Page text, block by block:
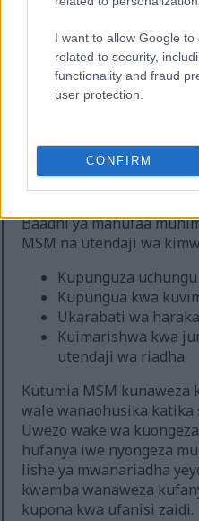
I want to allow Google to
related to security,
functionality and fraud
user protection.
CONFIRM
kupona, ambayo MSM
Utafiti unaonyesha kuwa
kwa wanariadha
jukumu muhimu katika
kukuza ustawi wa jumla.
kurejea kwenye kilele
Baadhi ya manufaa
MSM na utendaji wa
Kupunguza
Kupungua kwa
Ukarabati wa
Kuimarishwa kwa
utendaji wa riadha
Kutumia MSM kunaweza
wale wanaohusika
Uwezo wake wa
hufanya iwe nyongeza
lishe ya mwanariadha
kwamba wanaweza
kupona kwa ufanisi zaidi.